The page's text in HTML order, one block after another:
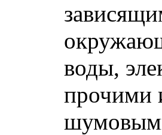
воды,
прочими